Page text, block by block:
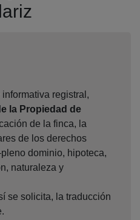
nueva
registral,
la Propiedad de
de la finca, la
de los derechos
dominio, hipoteca,
naturaleza y
se solicita, la traducción